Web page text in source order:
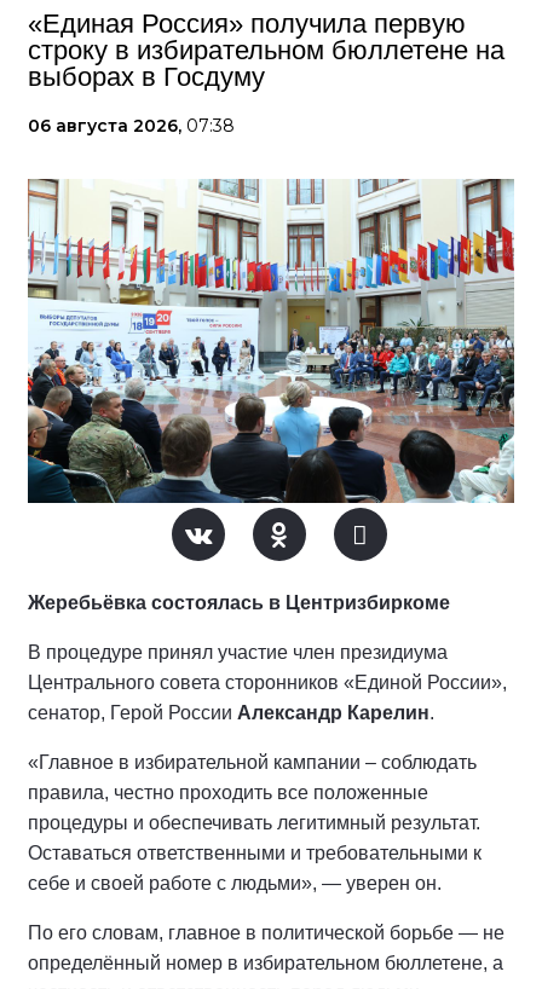
«Единая Россия» получила первую
строку в избирательном бюллетене на
выборах в Госдуму
06 августа 2026, 07:38
Жеребьёвка состоялась в Центризбиркоме
В процедуре принял участие член президиума
Центрального совета сторонников «Единой России»,
сенатор, Герой России Александр Карелин.
«Главное в избирательной кампании – соблюдать
правила, честно проходить все положенные
процедуры и обеспечивать легитимный результат.
Оставаться ответственными и требовательными к
себе и своей работе с людьми», — уверен он.
По его словам, главное в политической борьбе — не
определённый номер в избирательном бюллетене, а